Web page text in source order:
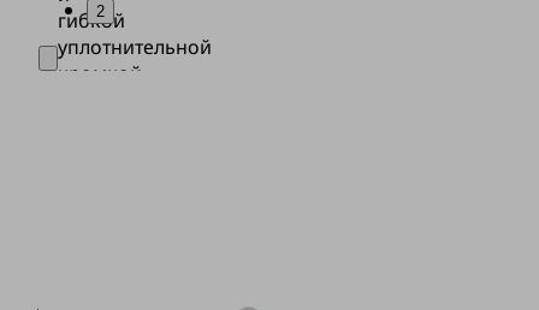
гибкой
уплотнительной
кромкой
2